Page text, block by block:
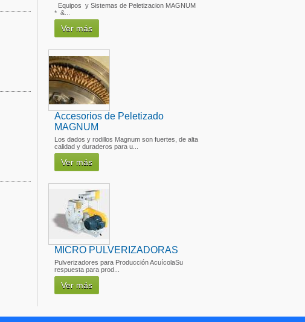
Equipos y Sistemas de Peletizacion MAGNUM
* &...
Ver más
Accesorios de Peletizado
MAGNUM
Los dados y rodillos Magnum son fuertes, de alta
calidad y duraderos para u...
Ver más
MICRO PULVERIZADORAS
Pulverizadores para Producción AcuícolaSu
respuesta para prod...
Ver más